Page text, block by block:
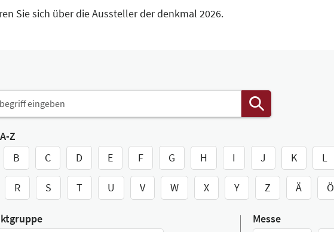
Sie sich über die Aussteller der denkmal 2026.
Z
B C D E F G H I J K L
R S T U V W X Y Z Ä Ö
Messe